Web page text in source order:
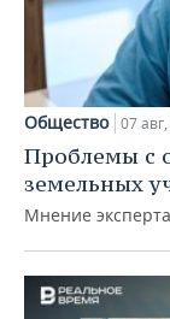
Общество 07
Проблемы с
земельных
Мнение эксперта